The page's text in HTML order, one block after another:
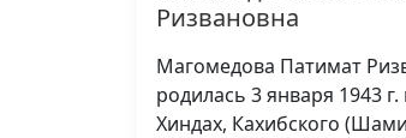
Ризвановна
Магомедова Патимат
родилась 3 января 1943 г.
Хиндах, Кахибского